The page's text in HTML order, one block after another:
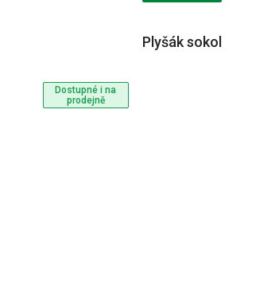
Dostupné i na
prodejně
Plyšák sokol